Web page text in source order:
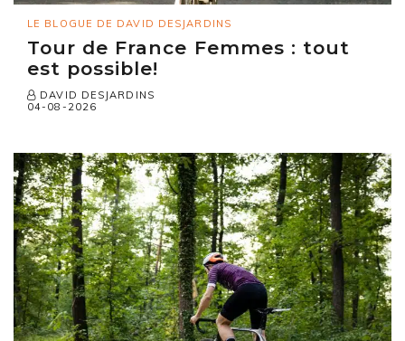
LE BLOGUE DE DAVID DESJARDINS
Tour de France Femmes : tout
est possible!
DAVID DESJARDINS
04-08-2026